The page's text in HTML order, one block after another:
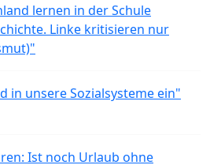
lernen in der Schule
Linke kritisieren nur
in unsere Sozialsysteme ein"
Ist noch Urlaub ohne